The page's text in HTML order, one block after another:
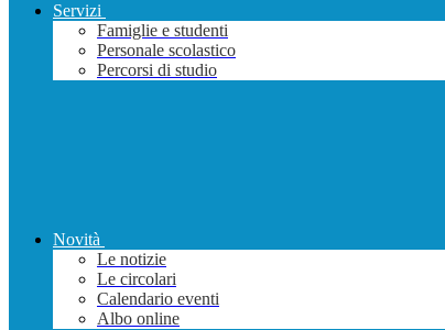
Servizi
Famiglie e studenti
Personale scolastico
Percorsi di studio
Novità
Le notizie
Le circolari
Calendario eventi
Albo online